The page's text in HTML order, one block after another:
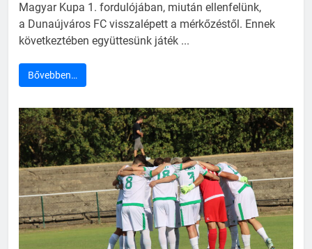
Magyar Kupa 1. fordulójában, miután ellenfelünk,
a Dunaújváros FC visszalépett a mérkőzéstől. Ennek
következtében együttesünk játék ...
Bővebben…